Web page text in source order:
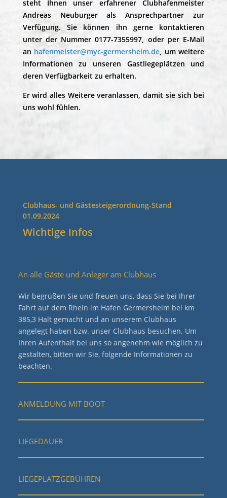
steht Ihnen unser erfahrener Clubhafenmeister
Andreas Neuburger als Ansprechpartner zur
Verfügung. Sie können ihn gerne kontaktieren
unter der Nummer 0177-7355997, oder per E-Mail
an hafenmeister@myc-germersheim.de, um weitere
Informationen zu unseren Gastliegeplätzen und
deren Verfügbarkeit zu erhalten.
Er wird alles Weitere veranlassen, damit sie sich bei
uns wohl fühlen.
Clubhaus- und Gästesteigerordnung-Stand
01.09.2024
Wichtige Infos
An alle Gäste und Anleger am Clubhaus
Wir begrüßen Sie und freuen uns, dass Sie bei Ihrer
Fahrt auf dem Rhein im Hafen Germersheim bei km
385,3 Halt gemacht und an unserem Clubhaus
angelegt haben bzw. unser Clubhaus besuchen. Um
Ihren Aufenthalt bei uns so angenehm wie möglich zu
gestalten, bitten wir Sie, folgende Informationen zu
beachten.
ANMELDUNG MIT BOOT
LIEGEDAUER
LIEGEPLATZGEBÜHREN